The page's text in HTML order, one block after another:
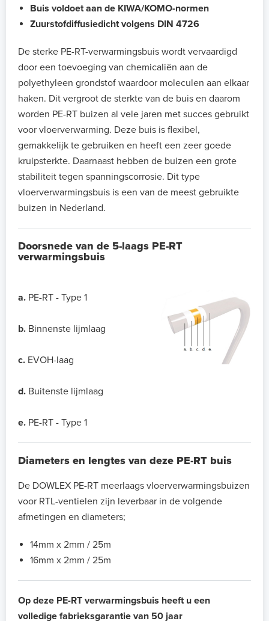
Buis voldoet aan de KIWA/KOMO-normen
Zuurstofdiffusiedicht volgens DIN 4726
De sterke PE-RT-verwarmingsbuis wordt vervaardigd
door een toevoeging van chemicaliën aan de
polyethyleen grondstof waardoor moleculen aan elkaar
haken. Dit vergroot de sterkte van de buis en daarom
worden PE-RT buizen al vele jaren met succes gebruikt
voor vloerverwarming. Deze buis is flexibel,
gemakkelijk te gebruiken en heeft een zeer goede
kruipsterkte. Daarnaast hebben de buizen een grote
stabiliteit tegen spanningscorrosie. Dit type
vloerverwarmingsbuis is een van de meest gebruikte
buizen in Nederland.
Doorsnede van de 5-laags PE-RT
verwarmingsbuis
a. PE-RT - Type 1
b. Binnenste lijmlaag
c. EVOH-laag
d. Buitenste lijmlaag
e. PE-RT - Type 1
Diameters en lengtes van deze PE-RT buis
De DOWLEX PE-RT meerlaags vloerverwarmingsbuizen
voor RTL-ventielen zijn leverbaar in de volgende
afmetingen en diameters;
14mm x 2mm / 25m
16mm x 2mm / 25m
Op deze PE-RT verwarmingsbuis heeft u een
volledige fabrieksgarantie van 50 jaar